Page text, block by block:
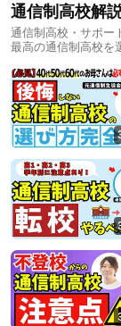
通信制高校解
通信制高校・サポー
最高の通信制高校を